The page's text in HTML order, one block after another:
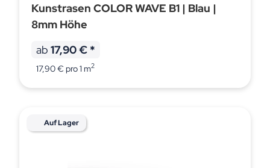
Kunstrasen COLOR WAVE B1 | Blau |
8mm Höhe
ab 17,90 € *
17,90 € pro 1 m2
Auf Lager